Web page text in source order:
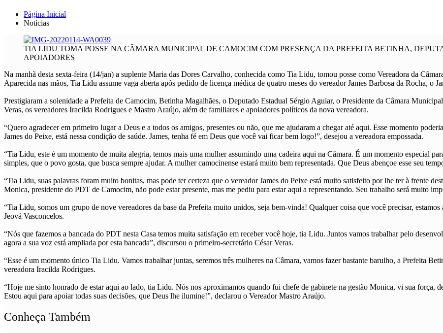
Página Inicial
Notícias
TIA LIDU TOMA POSSE NA CÂMARA MUNICIPAL DE CAMOCIM COM PRESENÇA DA PREFEITA BETINHA,
APOIADORES
Na manhã desta sexta-feira (14/jan) a suplente Maria das Dores Carvalho, conhecida como Tia Lidu, tomou posse como Vereadora da
Aparecida nas mãos, Tia Lidu assume vaga aberta após pedido de licença médica de quatro meses do vereador James Barbosa da Rocha, o
Prestigiaram a solenidade a Prefeita de Camocim, Betinha Magalhães, o Deputado Estadual Sérgio Aguiar, o Presidente da Câmara
Veras, os vereadores Iracilda Rodrigues e Mastro Araújo, além de familiares e apoiadores políticos da nova vereadora.
“Quero agradecer em primeiro lugar a Deus e a todos os amigos, presentes ou não, que me ajudaram a chegar até aqui. Esse momento
James do Peixe, está nessa condição de saúde. James, tenha fé em Deus que você vai ficar bem logo!”, desejou a vereadora empossada.
“Tia Lidu, este é um momento de muita alegria, temos mais uma mulher assumindo uma cadeira aqui na Câmara. É um momento especial
simples, que o povo gosta, que busca sempre ajudar. A mulher camocinense estará muito bem representada. Que Deus abençoe esse seu
“Tia Lidu, suas palavras foram muito bonitas, mas pode ter certeza que o vereador James do Peixe está muito satisfeito por lhe ter à frente
Monica, presidente do PDT de Camocim, não pode estar presente, mas me pediu para estar aqui a representando. Seu trabalho será muito
“Tia Lidu, somos um grupo de nove vereadores da base da Prefeita muito unidos, seja bem-vinda! Qualquer coisa que você precisar,
Jeová Vasconcelos.
“Nós que fazemos a bancada do PDT nesta Casa temos muita satisfação em receber você hoje, tia Lidu. Juntos vamos trabalhar pelo
agora a sua voz está ampliada por esta bancada”, discursou o primeiro-secretário César Veras.
“Esse é um momento único Tia Lidu. Vamos trabalhar juntas, seremos três mulheres na Câmara, vamos fazer bastante barulho, a Prefeita
vereadora Iracilda Rodrigues.
“Hoje me sinto honrado de estar aqui ao lado, tia Lidu. Nós nos aproximamos quando fui chefe de gabinete na gestão Monica, vi sua força,
Estou aqui para apoiar todas suas decisões, que Deus lhe ilumine!”, declarou o Vereador Mastro Araújo.
Conheça Também